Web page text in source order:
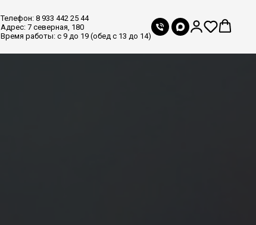
Телефон: 8 933 442 25 44
Адрес: 7 северная, 180
Время работы: с 9 до 19 (обед с 13 до 14)